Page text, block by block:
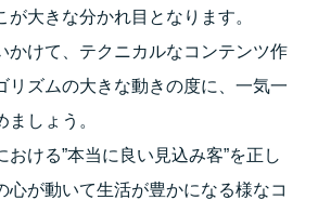
が大きな分かれ目となります。
けて、 テクニカルなコンテンツ作
リズムの大きな動きの度に、 一気一
しょう。
おける”本当に良い見込み客”を正し
心が動いて生活が豊かになる様なコ